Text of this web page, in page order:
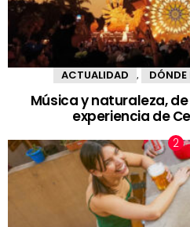
ACTUALIDAD DÓNDE
Música y naturaleza,
experiencia de